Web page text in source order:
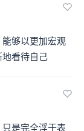
够以更加宏观
看待自己
是完全浮于表